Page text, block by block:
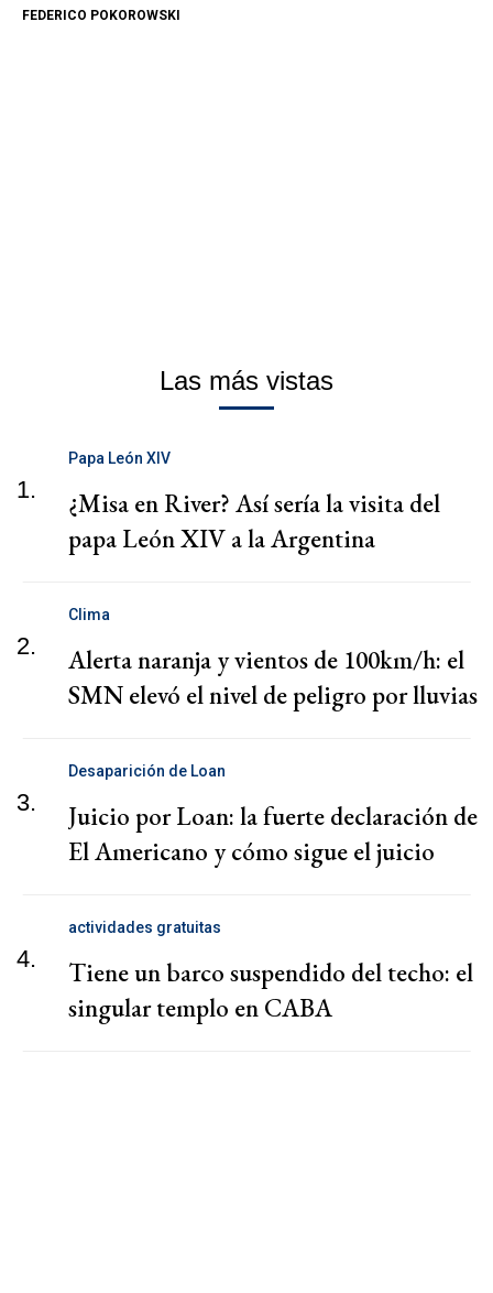
FEDERICO POKOROWSKI
Las más vistas
1.
Papa León XIV
¿Misa en River? Así sería la visita del
papa León XIV a la Argentina
2.
Clima
Alerta naranja y vientos de 100km/h: el
SMN elevó el nivel de peligro por lluvias
3.
Desaparición de Loan
Juicio por Loan: la fuerte declaración de
El Americano y cómo sigue el juicio
4.
actividades gratuitas
Tiene un barco suspendido del techo: el
singular templo en CABA